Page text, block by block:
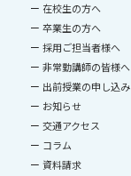
在校生の方へ
卒業生の方へ
採用ご担当者様へ
非常勤講師の皆様へ
出前授業の申し込み
お知らせ
交通アクセス
コラム
資料請求